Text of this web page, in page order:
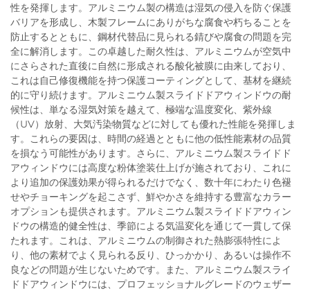
性を発揮します。アルミニウム製の構造は湿気の侵入を防ぐ保護
バリアを形成し、木製フレームにありがちな腐食や朽ちることを
防止するとともに、鋼材代替品に見られる錆びや腐食の問題を完
全に解消します。この卓越した耐久性は、アルミニウムが空気中
にさらされた直後に自然に形成される酸化被膜に由来しており、
これは自己修復機能を持つ保護コーティングとして、基材を継続
的に守り続けます。アルミニウム製スライドドアウィンドウの耐
候性は、単なる湿気対策を越えて、極端な温度変化、紫外線
（UV）放射、大気汚染物質などに対しても優れた性能を発揮しま
す。これらの要因は、時間の経過とともに他の低性能素材の品質
を損なう可能性があります。さらに、アルミニウム製スライドド
アウィンドウには高度な粉体塗装仕上げが施されており、これに
より追加の保護効果が得られるだけでなく、数十年にわたり色褪
せやチョーキングを起こさず、鮮やかさを維持する豊富なカラー
オプションも提供されます。アルミニウム製スライドドアウィン
ドウの構造的健全性は、季節による気温変化を通じて一貫して保
たれます。これは、アルミニウムの制御された熱膨張特性によ
り、他の素材でよく見られる反り、ひっかかり、あるいは操作不
良などの問題が生じないためです。また、アルミニウム製スライ
ドドアウィンドウには、プロフェッショナルグレードのウェザー